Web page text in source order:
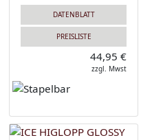
DATENBLATT
PREISLISTE
44,95 €
zzgl. Mwst